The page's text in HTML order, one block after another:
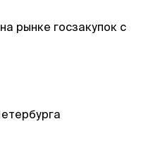
рынке госзакупок с